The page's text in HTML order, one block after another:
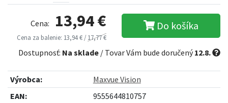
Cena: 13,94 €
Cena za balenie: 13,94 € /17,77 €
Do košíka
Dostupnosť: Na sklade / Tovar Vám bude doručený12.8.
Výrobca:
Maxvue Vision
EAN:
9555644810757